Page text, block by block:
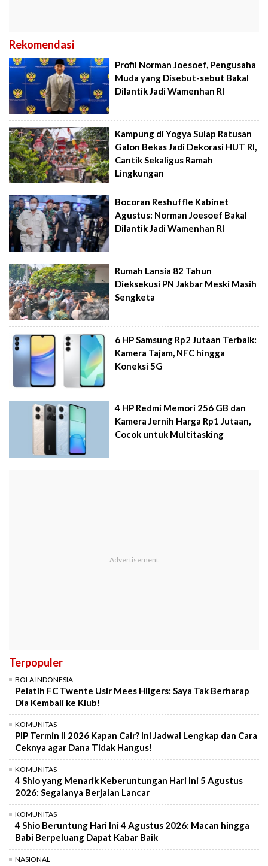
Rekomendasi
Profil Norman Joesoef, Pengusaha
Muda yang Disebut-sebut Bakal
Dilantik Jadi Wamenhan RI
Kampung di Yogya Sulap Ratusan
Galon Bekas Jadi Dekorasi HUT RI,
Cantik Sekaligus Ramah
Lingkungan
Bocoran Reshuffle Kabinet
Agustus: Norman Joesoef Bakal
Dilantik Jadi Wamenhan RI
Rumah Lansia 82 Tahun
Dieksekusi PN Jakbar Meski Masih
Sengketa
6 HP Samsung Rp2 Jutaan Terbaik:
Kamera Tajam, NFC hingga
Koneksi 5G
4 HP Redmi Memori 256 GB dan
Kamera Jernih Harga Rp1 Jutaan,
Cocok untuk Multitasking
Terpopuler
BOLA INDONESIA
Pelatih FC Twente Usir Mees Hilgers: Saya Tak Berharap
Dia Kembali ke Klub!
KOMUNITAS
PIP Termin II 2026 Kapan Cair? Ini Jadwal Lengkap dan Cara
Ceknya agar Dana Tidak Hangus!
KOMUNITAS
4 Shio yang Menarik Keberuntungan Hari Ini 5 Agustus
2026: Segalanya Berjalan Lancar
KOMUNITAS
4 Shio Beruntung Hari Ini 4 Agustus 2026: Macan hingga
Babi Berpeluang Dapat Kabar Baik
NASIONAL